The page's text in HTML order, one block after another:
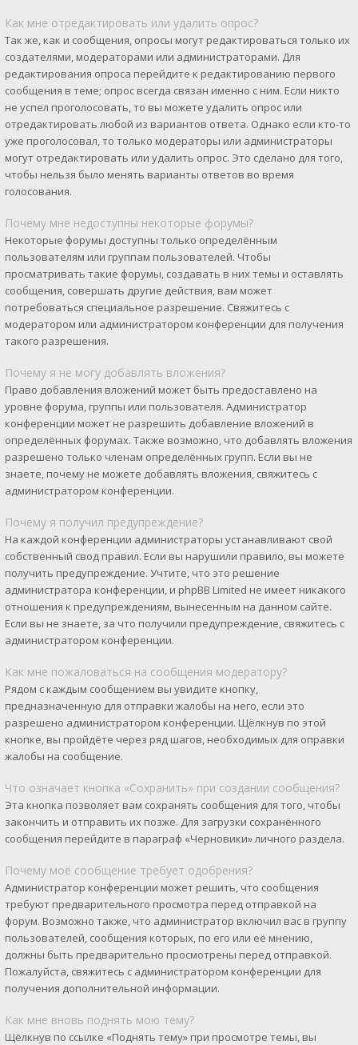
Как мне отредактировать или удалить опрос?
Так же, как и сообщения, опросы могут редактироваться только их
создателями, модераторами или администраторами. Для
редактирования опроса перейдите к редактированию первого
сообщения в теме; опрос всегда связан именно с ним. Если никто
не успел проголосовать, то вы можете удалить опрос или
отредактировать любой из вариантов ответа. Однако если кто-то
уже проголосовал, то только модераторы или администраторы
могут отредактировать или удалить опрос. Это сделано для того,
чтобы нельзя было менять варианты ответов во время
голосования.
Почему мне недоступны некоторые форумы?
Некоторые форумы доступны только определённым
пользователям или группам пользователей. Чтобы
просматривать такие форумы, создавать в них темы и оставлять
сообщения, совершать другие действия, вам может
потребоваться специальное разрешение. Свяжитесь с
модератором или администратором конференции для получения
такого разрешения.
Почему я не могу добавлять вложения?
Право добавления вложений может быть предоставлено на
уровне форума, группы или пользователя. Администратор
конференции может не разрешить добавление вложений в
определённых форумах. Также возможно, что добавлять вложения
разрешено только членам определённых групп. Если вы не
знаете, почему не можете добавлять вложения, свяжитесь с
администратором конференции.
Почему я получил предупреждение?
На каждой конференции администраторы устанавливают свой
собственный свод правил. Если вы нарушили правило, вы можете
получить предупреждение. Учтите, что это решение
администратора конференции, и phpBB Limited не имеет никакого
отношения к предупреждениям, вынесенным на данном сайте.
Если вы не знаете, за что получили предупреждение, свяжитесь с
администратором конференции.
Как мне пожаловаться на сообщения модератору?
Рядом с каждым сообщением вы увидите кнопку,
предназначенную для отправки жалобы на него, если это
разрешено администратором конференции. Щёлкнув по этой
кнопке, вы пройдёте через ряд шагов, необходимых для оправки
жалобы на сообщение.
Что означает кнопка «Сохранить» при создании сообщения?
Эта кнопка позволяет вам сохранять сообщения для того, чтобы
закончить и отправить их позже. Для загрузки сохранённого
сообщения перейдите в параграф «Черновики» личного раздела.
Почему моё сообщение требует одобрения?
Администратор конференции может решить, что сообщения
требуют предварительного просмотра перед отправкой на
форум. Возможно также, что администратор включил вас в группу
пользователей, сообщения которых, по его или её мнению,
должны быть предварительно просмотрены перед отправкой.
Пожалуйста, свяжитесь с администратором конференции для
получения дополнительной информации.
Как мне вновь поднять мою тему?
Щёлкнув по ссылке «Поднять тему» при просмотре темы, вы